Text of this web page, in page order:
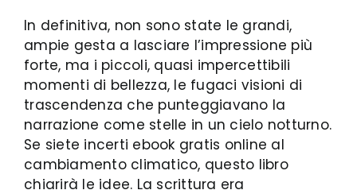
In definitiva, non sono state le grandi,
ampie gesta a lasciare l’impressione più
forte, ma i piccoli, quasi impercettibili
momenti di bellezza, le fugaci visioni di
trascendenza che punteggiavano la
narrazione come stelle in un cielo notturno.
Se siete incerti ebook gratis online al
cambiamento climatico, questo libro
chiarirà le idee. La scrittura era